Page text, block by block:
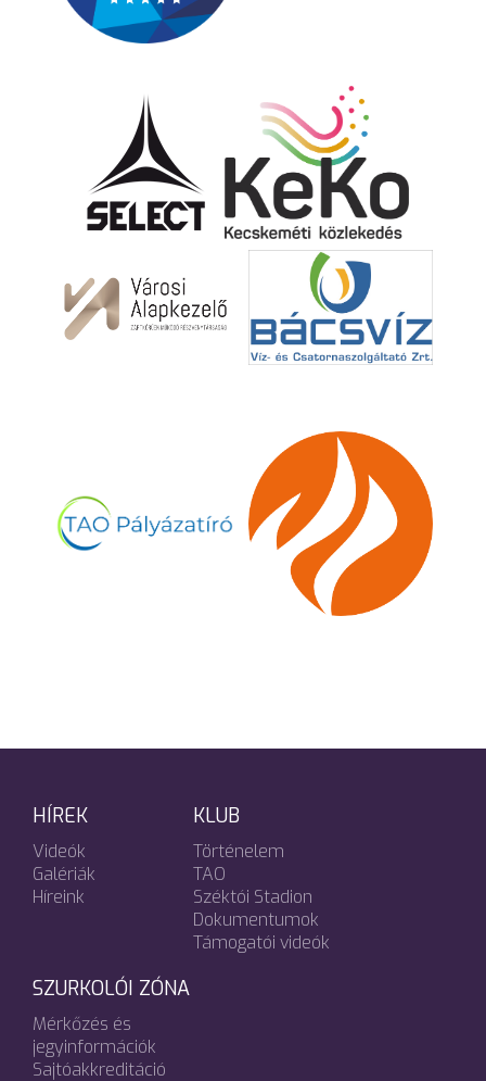
HÍREK
Videók
Galériák
Híreink
KLUB
Történelem
TAO
Széktói Stadion
Dokumentumok
Támogatói videók
SZURKOLÓI ZÓNA
Mérkőzés és
jegyinformációk
Sajtóakkreditáció